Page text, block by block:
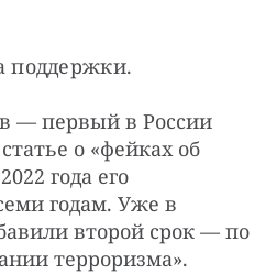
поддержки.
— первый в России
о «фейках об
года его
годам. Уже в
второй срок — по
терроризма».